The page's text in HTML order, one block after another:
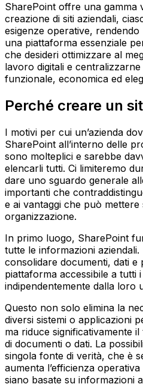
SharePoint offre una gamma
creazione di siti aziendali,
esigenze operative, rendendo
una piattaforma essenziale
che desideri ottimizzare al
lavoro digitali e
funzionale, economica ed
Perché creare un
I motivi per cui un’azienda
SharePoint all’interno delle
sono molteplici e sarebbe
elencarli tutti. Ci limiteremo
dare uno sguardo generale
importanti che
e ai vantaggi che può
organizzazione.
In primo luogo, SharePoint
tutte le informazioni aziendali.
consolidare documenti, dati e
piattaforma accessibile a tutti
indipendentemente dalla loro
Questo non solo elimina la
diversi sistemi o applicazioni
ma riduce significativamente
di documenti o dati. La
singola fonte di verità, che è
aumenta l’efficienza
siano basate su informazioni